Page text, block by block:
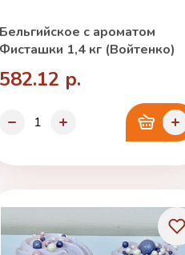
Бельгийское с ароматом
Фисташки 1,4 кг (Войтенко)
582.12 р.